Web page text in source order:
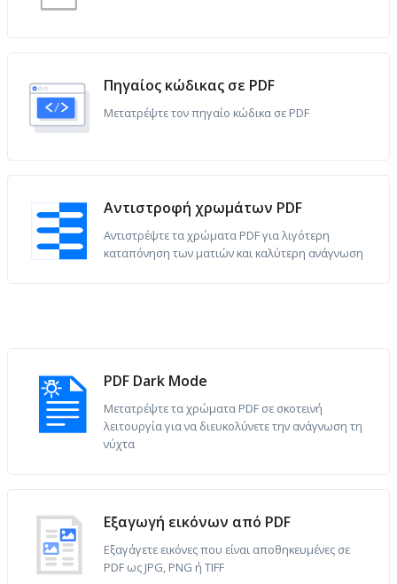
Πηγαίος κώδικας σε PDF
Μετατρέψτε τον πηγαίο κώδικα σε PDF
Αντιστροφή χρωμάτων PDF
Αντιστρέψτε τα χρώματα PDF για λιγότερη
καταπόνηση των ματιών και καλύτερη ανάγνωση
PDF Dark Mode
Μετατρέψτε τα χρώματα PDF σε σκοτεινή
λειτουργία για να διευκολύνετε την ανάγνωση τη
νύχτα
Εξαγωγή εικόνων από PDF
Εξαγάγετε εικόνες που είναι αποθηκευμένες σε
PDF ως JPG, PNG ή TIFF